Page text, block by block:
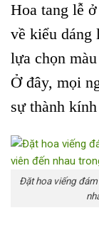
Hoa tang lễ
về kiểu dáng
lựa chọn
Ở đây, mọi
sự thành
Đặt hoa viếng